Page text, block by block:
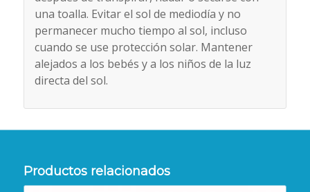
una toalla. Evitar el sol de mediodía y no
permanecer mucho tiempo al sol, incluso
cuando se use protección solar. Mantener
alejados a los bebés y a los niños de la luz
directa del sol.
Productos relacionados